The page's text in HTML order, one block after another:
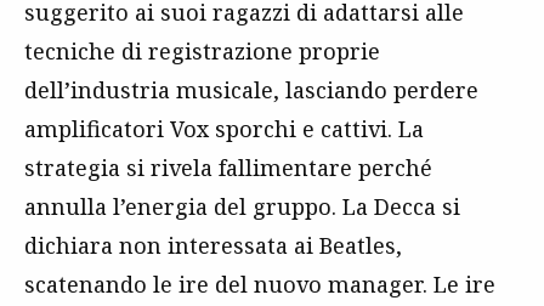
suggerito ai suoi ragazzi di adattarsi alle
tecniche di registrazione proprie
dell’industria musicale, lasciando perdere
amplificatori Vox sporchi e cattivi. La
strategia si rivela fallimentare perché
annulla l’energia del gruppo. La Decca si
dichiara non interessata ai Beatles,
scatenando le ire del nuovo manager. Le ire